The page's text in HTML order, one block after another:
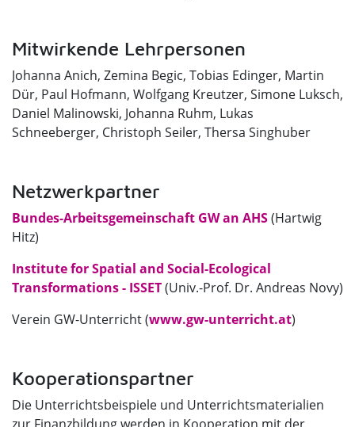
Mitwirkende Lehrpersonen
Johanna Anich, Zemina Begic, Tobias Edinger, Martin
Dür, Paul Hofmann, Wolfgang Kreutzer, Simone Luksch,
Daniel Malinowski, Johanna Ruhm, Lukas
Schneeberger, Christoph Seiler, Thersa Singhuber
Netzwerkpartner
Bundes-Arbeitsgemeinschaft GW an AHS(Hartwig
Hitz)
Institute for Spatial and Social-Ecological
Transformations - ISSET(Univ.-Prof. Dr. Andreas Novy)
Verein GW-Unterricht (www.gw-unterricht.at)
Kooperationspartner
Die Unterrichtsbeispiele und Unterrichtsmaterialien